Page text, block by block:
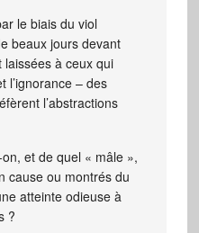
le biais du viol
beaux jours devant
laissées à ceux qui
l’ignorance – des
l’abstractions
et de quel « mâle »,
cause ou montrés du
atteinte odieuse à
?